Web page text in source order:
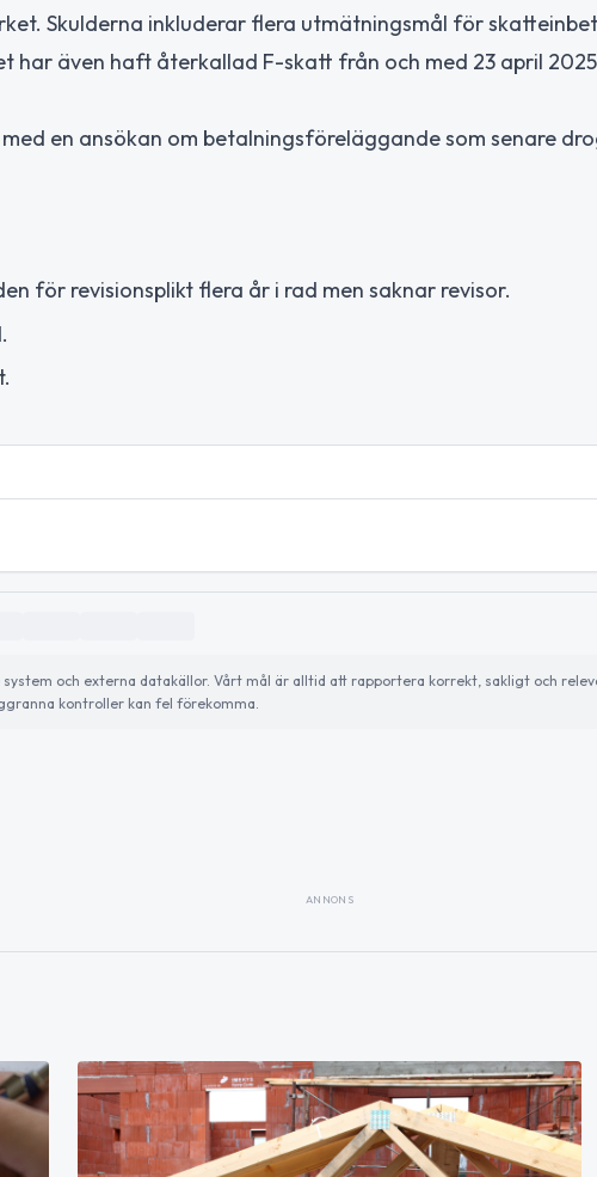
Skulderna inkluderar flera utmätningsmål för
har även haft återkallad F-skatt från och med 23 april
en ansökan om betalningsföreläggande som senare
för revisionsplikt flera år i rad men saknar revisor.
och externa datakällor. Vårt mål är alltid att rapportera korrekt, sakligt och
kontroller kan fel förekomma.
ANNONS